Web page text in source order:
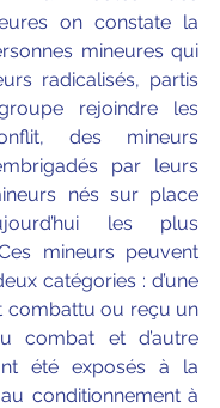
on constate la
mineures qui
radicalisés, partis
rejoindre les
des mineurs
par leurs
nés sur place
les plus
mineurs peuvent
catégories : d’une
combattu ou reçu un
combat et d’autre
été exposés à la
conditionnement à